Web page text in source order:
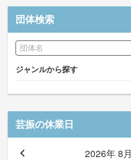
団体検索
ジャンルから探す
芸振の休業日
2026年 8月